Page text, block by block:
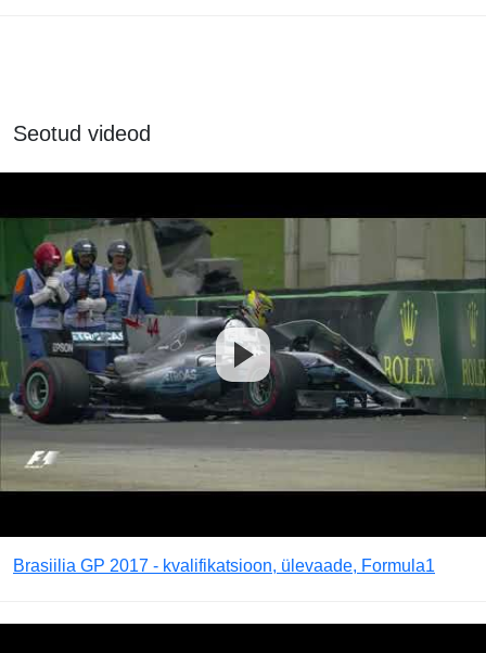
Seotud videod
Brasiilia GP 2017 - kvalifikatsioon, ülevaade, Formula1